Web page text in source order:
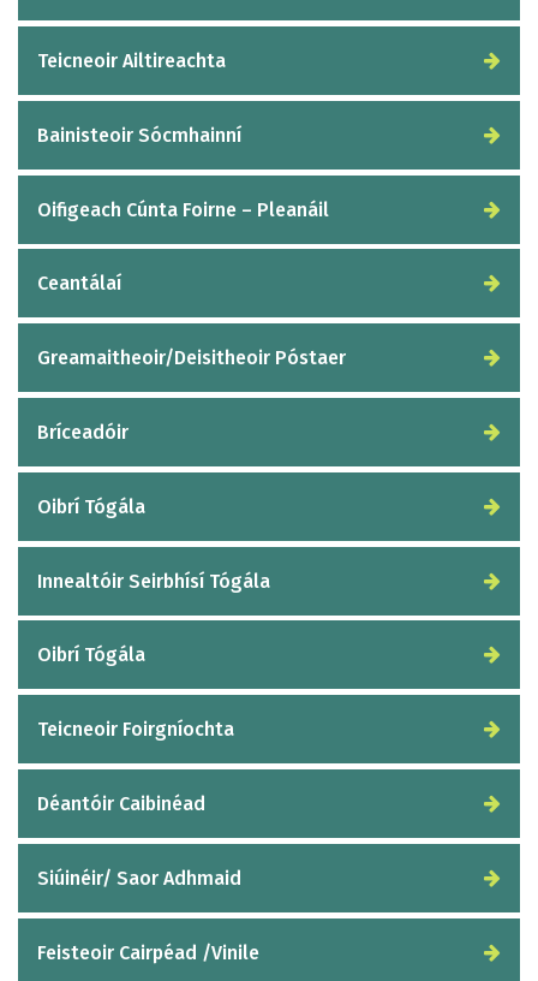
Teicneoir Ailtireachta
Bainisteoir Sócmhainní
Oifigeach Cúnta Foirne – Pleanáil
Ceantálaí
Greamaitheoir/Deisitheoir Póstaer
Bríceadóir
Oibrí Tógála
Innealtóir Seirbhísí Tógála
Oibrí Tógála
Teicneoir Foirgníochta
Déantóir Caibinéad
Siúinéir/ Saor Adhmaid
Feisteoir Cairpéad /Vinile